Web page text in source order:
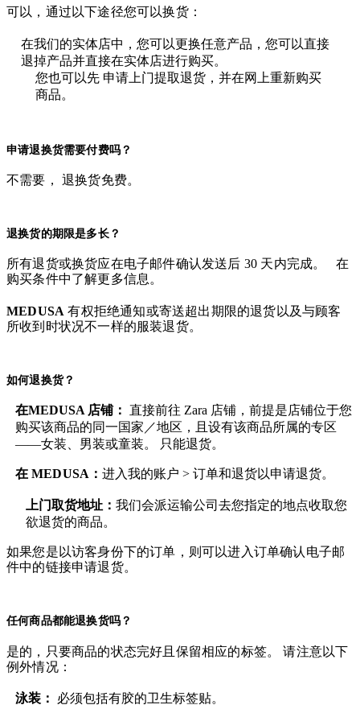
可以，通过以下途径您可以换货：
在我们的实体店中，您可以更换任意产品，您可以直接
退掉产品并直接在实体店进行购买。
您也可以先 申请上门提取退货，并在网上重新购买
商品。
申请退换货需要付费吗？
不需要， 退换货免费。
退换货的期限是多长？
所有退货或换货应在电子邮件确认发送后 30 天内完成。 在
购买条件中了解更多信息。
MEDUSA有权拒绝通知或寄送超出期限的退货以及与顾客
所收到时状况不一样的服装退货。
如何退换货？
在MEDUSA 店铺： 直接前往 Zara 店铺，前提是店铺位于您
购买该商品的同一国家／地区，且设有该商品所属的专区
——女装、男装或童装。 只能退货。
在 MEDUSA ：进入我的账户 > 订单和退货以申请退货。
上门取货地址： 我们会派运输公司去您指定的地点收取您
欲退货的商品。
如果您是以访客身份下的订单，则可以进入订单确认电子邮
件中的链接申请退货。
任何商品都能退换货吗？
是的，只要商品的状态完好且保留相应的标签。 请注意以下
例外情况：
泳装： 必须包括有胶的卫生标签贴。